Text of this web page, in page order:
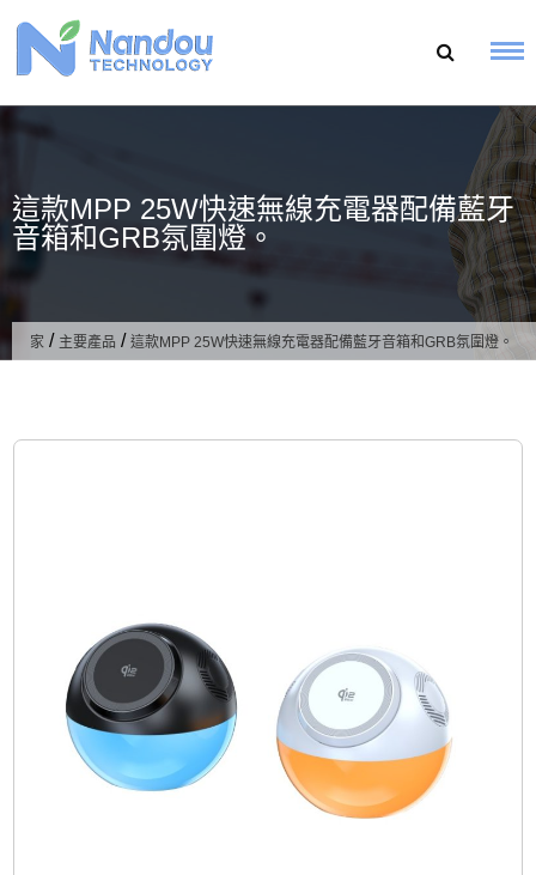
內
這款MPP 25W快速無線充電器配備藍牙
音箱和GRB氛圍燈。
家 / 主要產品 / 這款MPP 25W快速無線充電器配備藍牙音箱和GRB氛圍燈。